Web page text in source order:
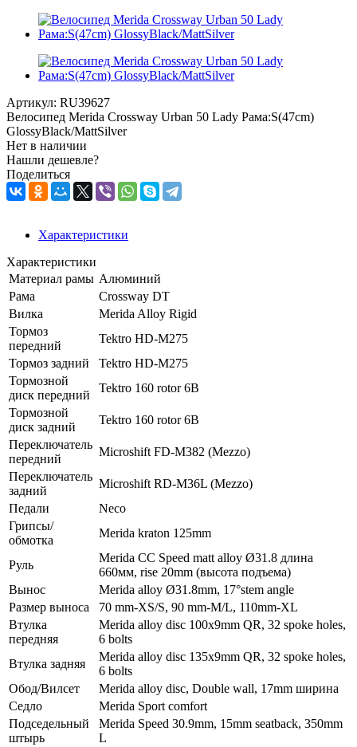
Артикул: RU39627
Велосипед Merida Crossway Urban 50 Lady Рама:S(47cm)
GlossyBlack/MattSilver
Нет в наличии
Нашли дешевле?
Поделиться
Характеристики
Характеристики
Материал рамы Алюминий
Рама
Crossway DT
Вилка
Merida Alloy Rigid
Тормоз
передний
Tektro HD-M275
Тормоз задний
Tektro HD-M275
Тормозной
диск передний
Tektro 160 rotor 6B
Тормозной
диск задний
Tektro 160 rotor 6B
Переключатель
передний
Microshift FD-M382 (Mezzo)
Переключатель
задний
Microshift RD-M36L (Mezzo)
Педали
Neco
Грипсы/
обмотка
Merida kraton 125mm
Руль
Merida CC Speed matt alloy Ø31.8 длина
660мм, rise 20mm (высота подъема)
Вынос
Merida alloy Ø31.8mm, 17°stem angle
Размер выноса
70 mm-XS/S, 90 mm-M/L, 110mm-XL
Втулка
передняя
Merida alloy disc 100x9mm QR, 32 spoke holes,
6 bolts
Втулка задняя
Merida alloy disc 135x9mm QR, 32 spoke holes,
6 bolts
Обод/Вилсет
Merida alloy disc, Double wall, 17mm ширина
Седло
Merida Sport comfort
Подседельный
штырь
Merida Speed 30.9mm, 15mm seatback, 350mm
L